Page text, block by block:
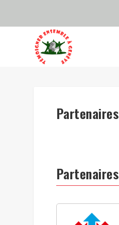
Partenaires
Partenaires